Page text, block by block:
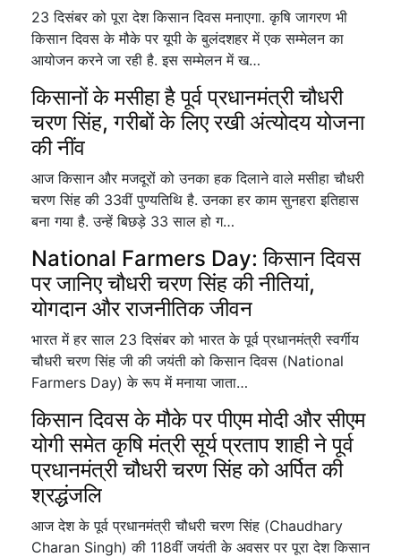
23 दिसंबर को पूरा देश किसान दिवस मनाएगा. कृषि जागरण भी
किसान दिवस के मौके पर यूपी के बुलंदशहर में एक सम्मेलन का
आयोजन करने जा रही है. इस सम्मेलन में ख…
किसानों के मसीहा है पूर्व प्रधानमंत्री चौधरी
चरण सिंह, गरीबों के लिए रखी अंत्योदय योजना
की नींव
आज किसान और मजदूरों को उनका हक दिलाने वाले मसीहा चौधरी
चरण सिंह की 33वीं पुण्यतिथि है. उनका हर काम सुनहरा इतिहास
बना गया है. उन्हें बिछड़े 33 साल हो ग…
National Farmers Day: किसान दिवस
पर जानिए चौधरी चरण सिंह की नीतियां,
योगदान और राजनीतिक जीवन
भारत में हर साल 23 दिसंबर को भारत के पूर्व प्रधानमंत्री स्वर्गीय
चौधरी चरण सिंह जी की जयंती को किसान दिवस (National
Farmers Day) के रूप में मनाया जाता…
किसान दिवस के मौके पर पीएम मोदी और सीएम
योगी समेत कृषि मंत्री सूर्य प्रताप शाही ने पूर्व
प्रधानमंत्री चौधरी चरण सिंह को अर्पित की
श्रद्धंजलि
आज देश के पूर्व प्रधानमंत्री चौधरी चरण सिंह (Chaudhary
Charan Singh) की 118वीं जयंती के अवसर पर पूरा देश किसान